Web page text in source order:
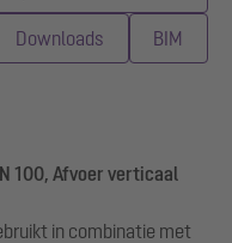
Downloads BIM
100, Afvoer verticaal
in combinatie met